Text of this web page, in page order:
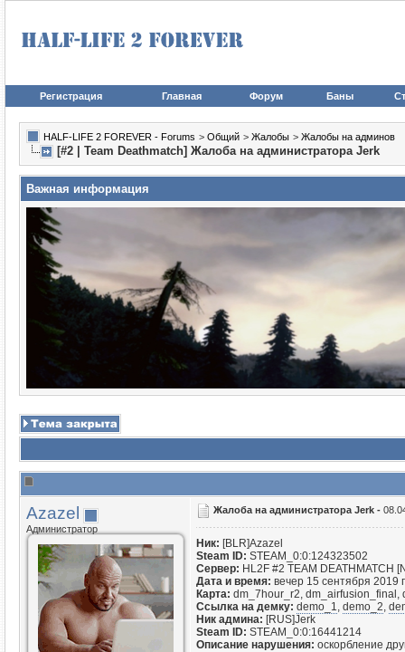
Регистрация Главная Форум Баны
HALF-LIFE 2 FOREVER - Forums > Общий > Жалобы > Жалобы на админов
[#2 | Team Deathmatch] Жалоба на администратора Jerk
Важная информация
Azazel
Администратор
Жалоба на администратора Jerk -
Ник: [BLR]Azazel
Steam ID: STEAM_0:0:124323502
Сервер: HL2F #2 TEAM DEATHMATCH
Дата и время: вечер 15 сентября 2019
Карта: dm_7hour_r2, dm_airfusion_final,
Ссылка на демку: demo_1, demo_2,
Ник админа: [RUS]Jerk
Steam ID: STEAM_0:0:16441214
Описание нарушения: оскорбление